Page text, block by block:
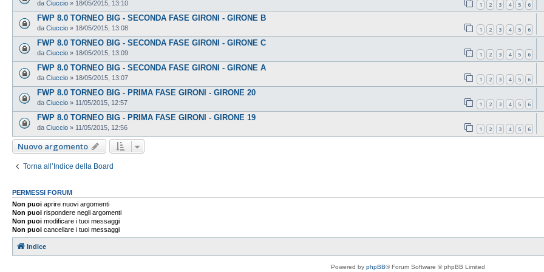
da Ciuccio » 18/05/2015, 13:10 1 2 3 4 5 6
FWP 8.0 TORNEO BIG - SECONDA FASE GIRONI - GIRONE B
da Ciuccio » 18/05/2015, 13:08 1 2 3 4 5 6
FWP 8.0 TORNEO BIG - SECONDA FASE GIRONI - GIRONE C
da Ciuccio » 18/05/2015, 13:09 1 2 3 4 5 6
FWP 8.0 TORNEO BIG - SECONDA FASE GIRONI - GIRONE A
da Ciuccio » 18/05/2015, 13:07 1 2 3 4 5 6
FWP 8.0 TORNEO BIG - PRIMA FASE GIRONI - GIRONE 20
da Ciuccio » 11/05/2015, 12:57 1 2 3 4 5 6
FWP 8.0 TORNEO BIG - PRIMA FASE GIRONI - GIRONE 19
da Ciuccio » 11/05/2015, 12:56 1 2 3 4 5 6
Nuovo argomento
Torna all’Indice della Board
PERMESSI FORUM
Non puoi aprire nuovi argomenti
Non puoi rispondere negli argomenti
Non puoi modificare i tuoi messaggi
Non puoi cancellare i tuoi messaggi
Indice
Powered by phpBB® Forum Software © phpBB Limited